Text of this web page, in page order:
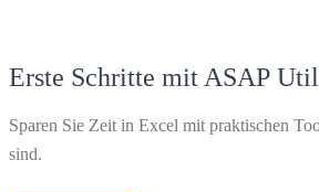
Erste Schritte mit ASAP
Sparen Sie Zeit in Excel mit praktischen
sind.